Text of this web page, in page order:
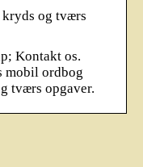
kryds og tværs
Kontakt os.
mobil ordbog
tværs opgaver.